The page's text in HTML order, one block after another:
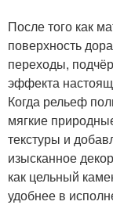
После того как
поверхность
переходы,
эффекта
Когда рельеф
мягкие
текстуры и
изысканное
как цельный
удобнее в